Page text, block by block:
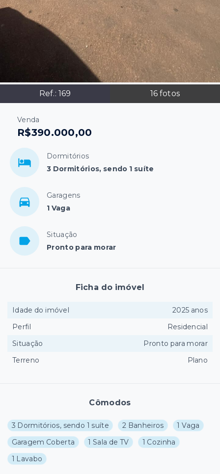
Ref.: 169 16 fotos
Venda
R$390.000,00
Dormitórios
3 Dormitórios, sendo 1 suíte
Garagens
1 Vaga
Situação
Pronto para morar
Cômodos
3 Dormitórios, sendo 1 suíte 2 Banheiros
1 Vaga
Garagem Coberta
1 Sala de TV
1 Cozinha
1 Lavabo
Ficha do imóvel
Idade do imóvel
2025 anos
Perfil
Residencial
Situação
Pronto para morar
Terreno
Plano